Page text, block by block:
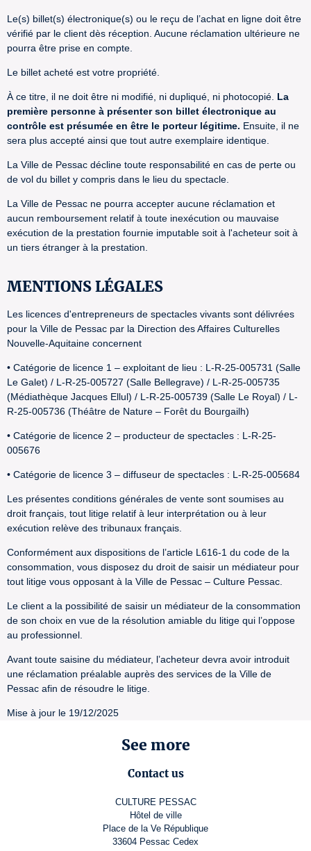
Le(s) billet(s) électronique(s) ou le reçu de l’achat en ligne doit être
vérifié par le client dès réception. Aucune réclamation ultérieure ne
pourra être prise en compte.
Le billet acheté est votre propriété.
À ce titre, il ne doit être ni modifié, ni dupliqué, ni photocopié. La
première personne à présenter son billet électronique au
contrôle est présumée en être le porteur légitime. Ensuite, il ne
sera plus accepté ainsi que tout autre exemplaire identique.
La Ville de Pessac décline toute responsabilité en cas de perte ou
de vol du billet y compris dans le lieu du spectacle.
La Ville de Pessac ne pourra accepter aucune réclamation et
aucun remboursement relatif à toute inexécution ou mauvaise
exécution de la prestation fournie imputable soit à l'acheteur soit à
un tiers étranger à la prestation.
MENTIONS LÉGALES
Les licences d'entrepreneurs de spectacles vivants sont délivrées
pour la Ville de Pessac par la Direction des Affaires Culturelles
Nouvelle-Aquitaine concernent
• Catégorie de licence 1 – exploitant de lieu : L-R-25-005731 (Salle
Le Galet) / L-R-25-005727 (Salle Bellegrave) / L-R-25-005735
(Médiathèque Jacques Ellul) / L-R-25-005739 (Salle Le Royal) / L-
R-25-005736 (Théâtre de Nature – Forêt du Bourgailh)
• Catégorie de licence 2 – producteur de spectacles : L-R-25-
005676
• Catégorie de licence 3 – diffuseur de spectacles : L-R-25-005684
Les présentes conditions générales de vente sont soumises au
droit français, tout litige relatif à leur interprétation ou à leur
exécution relève des tribunaux français.
Conformément aux dispositions de l’article L616-1 du code de la
consommation, vous disposez du droit de saisir un médiateur pour
tout litige vous opposant à la Ville de Pessac – Culture Pessac.
Le client a la possibilité de saisir un médiateur de la consommation
de son choix en vue de la résolution amiable du litige qui l’oppose
au professionnel.
Avant toute saisine du médiateur, l’acheteur devra avoir introduit
une réclamation préalable auprès des services de la Ville de
Pessac afin de résoudre le litige.
Mise à jour le 19/12/2025
See more
Contact us
CULTURE PESSAC
Hôtel de ville
Place de la Ve République
33604 Pessac Cedex